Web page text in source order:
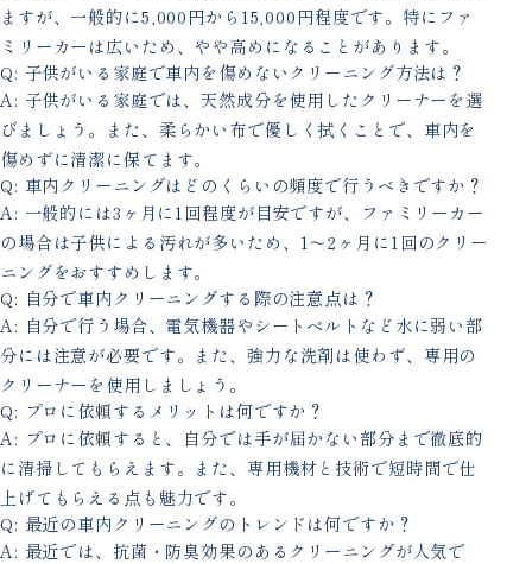
ますが、一般的に5,000円から15,000円程度です。特にファ
ミリーカーは広いため、やや高めになることがあります。
Q: 子供がいる家庭で車内を傷めないクリーニング方法は？
A: 子供がいる家庭では、天然成分を使用したクリーナーを選
びましょう。また、柔らかい布で優しく拭くことで、車内を
傷めずに清潔に保てます。
Q: 車内クリーニングはどのくらいの頻度で行うべきですか？
A: 一般的には3ヶ月に1回程度が目安ですが、ファミリーカー
の場合は子供による汚れが多いため、1〜2ヶ月に1回のクリー
ニングをおすすめします。
Q: 自分で車内クリーニングする際の注意点は？
A: 自分で行う場合、電気機器やシートベルトなど水に弱い部
分には注意が必要です。また、強力な洗剤は使わず、専用の
クリーナーを使用しましょう。
Q: プロに依頼するメリットは何ですか？
A: プロに依頼すると、自分では手が届かない部分まで徹底的
に清掃してもらえます。また、専用機材と技術で短時間で仕
上げてもらえる点も魅力です。
Q: 最近の車内クリーニングのトレンドは何ですか？
A: 最近では、抗菌・防臭効果のあるクリーニングが人気で